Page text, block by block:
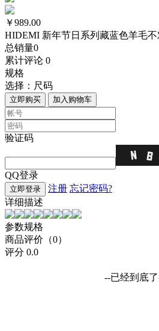
￥989.00
HIDEMI 新年节日系列藏蓝色羊毛
总销量0
累计评论 0
规格
选择： 尺码
立即购买 加入购物车
验证码
QQ登录
立即登录 注册 忘记密码?
详细描述
参数规格
商品评价（0）
评分 0.0
--已经到底